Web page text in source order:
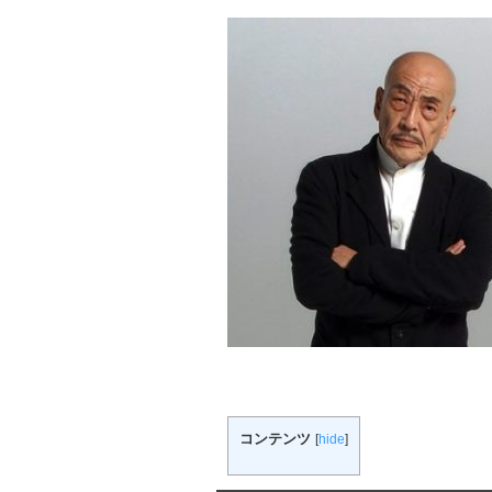
コンテンツ [hide]